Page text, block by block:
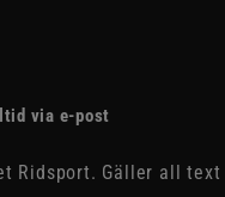
via e-post
Ridsport. Gäller all text